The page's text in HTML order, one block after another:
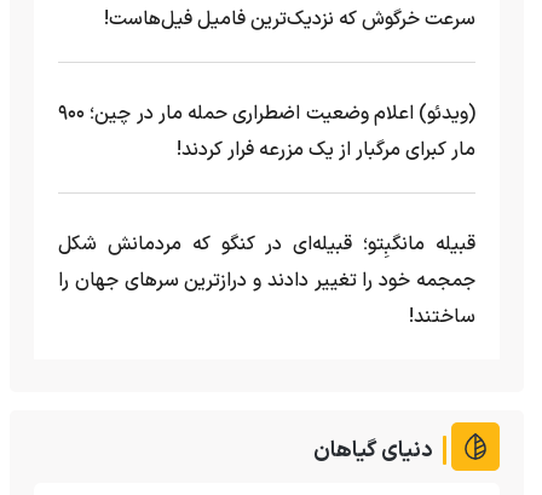
سرعت خرگوش که نزدیک‌ترین فامیل فیل‌هاست!
(ویدئو) اعلام وضعیت اضطراری حمله مار‌ در چین؛ ۹۰۰
مار کبرای مرگبار از یک مزرعه‌ فرار کردند!
قبیله مانگبِتو؛ قبیله‌ای در کنگو که مردمانش شکل
جمجمه خود را تغییر دادند و درازترین سرهای جهان را
ساختند!
دنیای گیاهان